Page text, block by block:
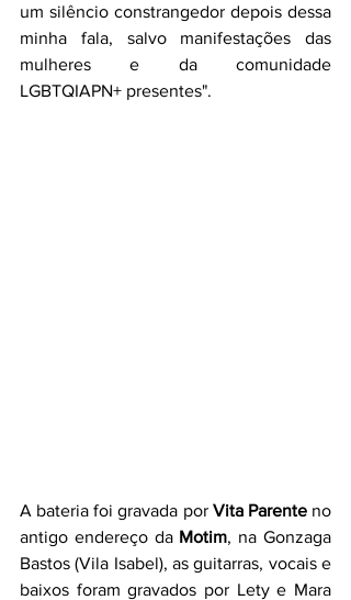
um silêncio constrangedor depois dessa
minha fala, salvo manifestações das
mulheres e da comunidade
LGBTQIAPN+ presentes".
A bateria foi gravada por Vita Parente no
antigo endereço da Motim, na Gonzaga
Bastos (Vila Isabel), as guitarras, vocais e
baixos foram gravados por Lety e Mara